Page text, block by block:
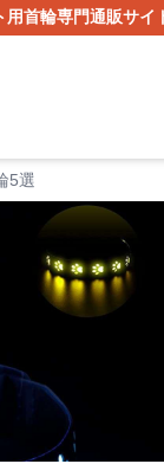
用首輪専門通販サイ
5選